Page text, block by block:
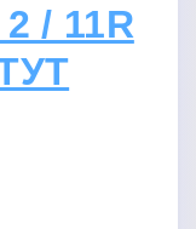
/ 11R